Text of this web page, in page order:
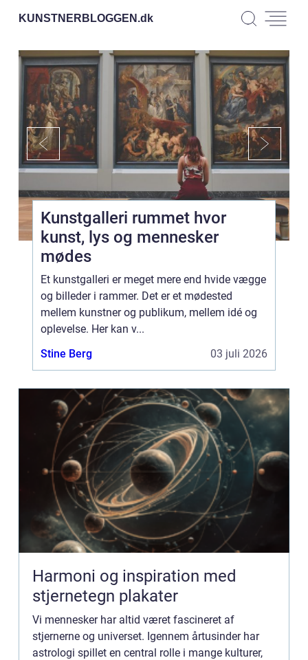
KUNSTNERBLOGGEN.dk
Kunstgalleri rummet hvor
kunst, lys og mennesker
mødes
Et kunstgalleri er meget mere end hvide vægge
og billeder i rammer. Det er et mødested
mellem kunstner og publikum, mellem idé og
oplevelse. Her kan v...
Stine Berg
03 juli 2026
Harmoni og inspiration med
stjernetegn plakater
Vi mennesker har altid været fascineret af
stjernerne og universet. Igennem årtusinder har
astrologi spillet en central rolle i mange kulturer,